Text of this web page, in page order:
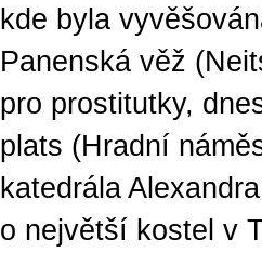
kde byla
Panenská věž
pro prostitutky,
plats (Hradní
katedrála
o největší kostel v